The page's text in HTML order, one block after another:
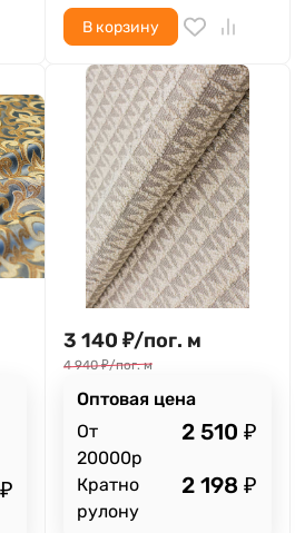
В корзину
₽
3 140 ₽/пог. м
4 940 ₽/пог. м
Оптовая цена
От
20000р
2 510 ₽
Кратно
рулону
2 198 ₽